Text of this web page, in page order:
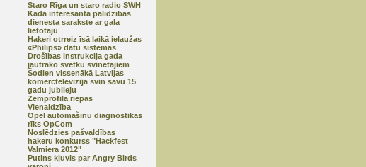
Staro Rīga un staro radio SWH
Kāda interesanta palīdzības
dienesta sarakste ar gala
lietotāju
Hakeri otrreiz īsā laikā ielaužas
«Philips» datu sistēmās
Drošības instrukcija gada
jautrāko svētku svinētājiem
Šodien vissenākā Latvijas
komerctelevīzija svin savu 15
gadu jubileju
Zemprofila riepas
Vienaldzība
Opel automašīnu diagnostikas
rīks OpCom
Noslēdzies pašvaldības
hakeru konkurss "Hackfest
Valmiera 2012"
Putins kļuvis par Angry Birds